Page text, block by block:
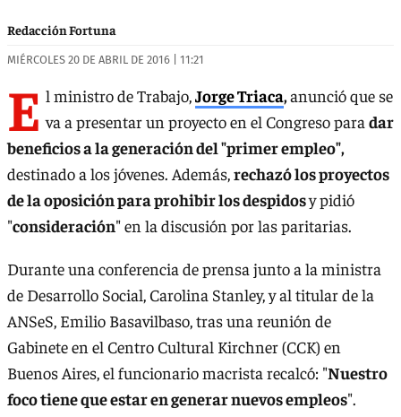
Redacción Fortuna
MIÉRCOLES 20 DE ABRIL DE 2016 | 11:21
E l ministro de Trabajo,Jorge Triaca,anunció que se
va a presentar un proyecto en el Congreso para dar
beneficios a la generación del "primer empleo",
destinado a los jóvenes. Además,rechazó los proyectos
de la oposición para prohibir los despidosy pidió
"consideración" en la discusión por las paritarias.
Durante una conferencia de prensa junto a la ministra
de Desarrollo Social, Carolina Stanley, y al titular de la
ANSeS, Emilio Basavilbaso, tras una reunión de
Gabinete en el Centro Cultural Kirchner (CCK) en
Buenos Aires, el funcionario macrista recalcó: "Nuestro
foco tiene que estar en generar nuevos empleos".